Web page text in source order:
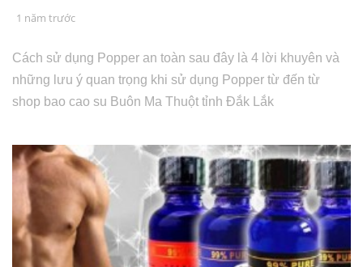
1 năm trước
Cách sử dụng Popper an toàn sau đây là 4 lời khuyên và
những lưu ý quan trọng khi sử dụng Popper từ đến từ
shop bao cao su Buôn Ma Thuột tỉnh Đắk Lắk